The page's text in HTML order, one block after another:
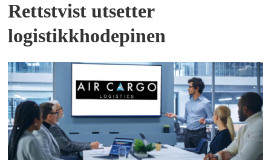
Rettstvist utsetter
logistikkhodepinen